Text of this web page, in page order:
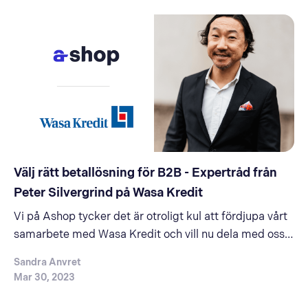
Välj rätt betallösning för B2B - Expertråd från
Peter Silvergrind på Wasa Kredit
Vi på Ashop tycker det är otroligt kul att fördjupa vårt
samarbete med Wasa Kredit och vill nu dela med oss
betallösningar. Genom en intervju med Peter
Sandra Anvret
Mar 30, 2023